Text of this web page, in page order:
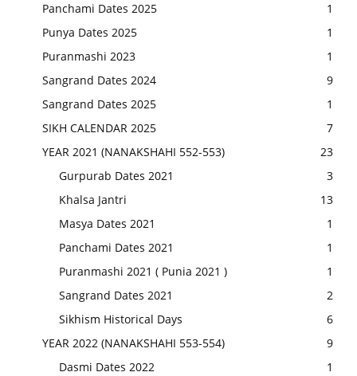
Panchami Dates 2025
1
Punya Dates 2025
1
Puranmashi 2023
1
Sangrand Dates 2024
9
Sangrand Dates 2025
1
SIKH CALENDAR 2025
7
YEAR 2021 (NANAKSHAHI 552-553)
23
Gurpurab Dates 2021
3
Khalsa Jantri
13
Masya Dates 2021
1
Panchami Dates 2021
1
Puranmashi 2021 ( Punia 2021 )
1
Sangrand Dates 2021
2
Sikhism Historical Days
6
YEAR 2022 (NANAKSHAHI 553-554)
9
Dasmi Dates 2022
1